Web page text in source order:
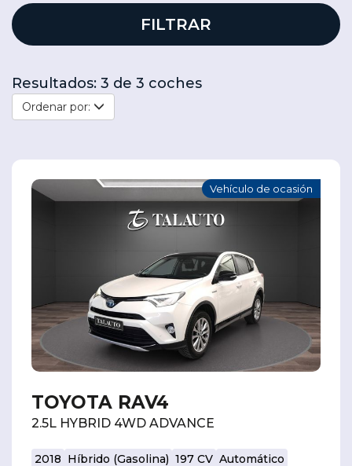
FILTRAR
Resultados: 3 de 3 coches
Ordenar por:
Vehículo de ocasión
TOYOTA RAV4
2.5L HYBRID 4WD ADVANCE
2018 Híbrido (Gasolina) 197 CV Automático